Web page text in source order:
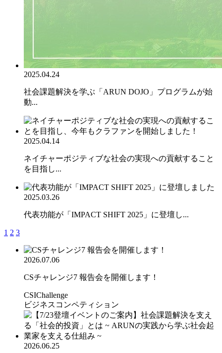
2025.04.24
社会課題解決を学ぶ「ARUN DOJO」プログラムが始
動...
2025.04.14
ネイチャーポジティブな社会の実現への貢献すること
を目指し...
2025.03.26
代表功能が「IMPACT SHIFT 2025」に登壇し...
1 2 3
2026.07.06
CSチャレンジ7 報告会を開催します！
CSIChallenge
ビジネスコンペティション
2026.06.25